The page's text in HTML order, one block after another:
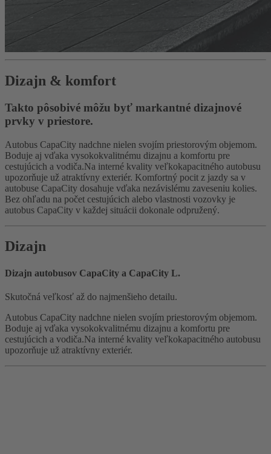
Dizajn & komfort
Takto pôsobivé môžu byť markantné dizajnové
prvky v priestore.
Autobus CapaCity nadchne nielen svojím priestorovým objemom.
Boduje aj vďaka vysokokvalitnému dizajnu a komfortu pre
cestujúcich a vodiča.Na interné kvality veľkokapacitného autobusu
upozorňuje už atraktívny exteriér. Komfortný pocit z jazdy sa v
autobuse CapaCity dosahuje vďaka nezávislému zaveseniu kolies.
Bez ohľadu na počet cestujúcich alebo vlastnosti vozovky je
autobus CapaCity v každej situácii dokonale odpružený.
Dizajn
Dizajn autobusov CapaCity a CapaCity L.
Skutočná veľkosť až do najmenšieho detailu.
Autobus CapaCity nadchne nielen svojím priestorovým objemom.
Boduje aj vďaka vysokokvalitnému dizajnu a komfortu pre
cestujúcich a vodiča.Na interné kvality veľkokapacitného autobusu
upozorňuje už atraktívny exteriér.